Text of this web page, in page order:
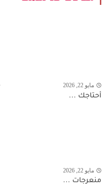
مايو 22, 2026
أحتاجك ...
مايو 22, 2026
منعرجات ...